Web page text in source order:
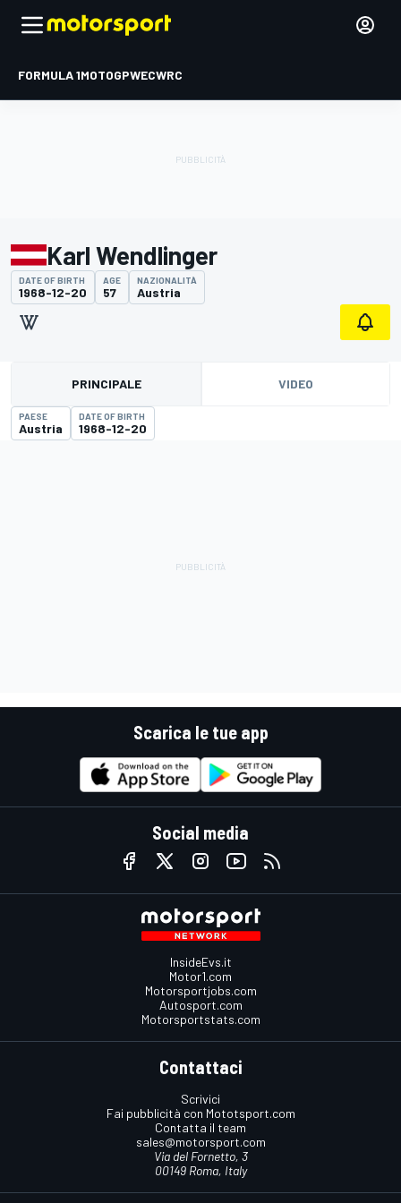
FORMULA 1MOTOGPWECWRC
Karl Wendlinger
DATE OF BIRTH
1968-12-20
AGE
57
NAZIONALITÀ
Austria
PRINCIPALE VIDEO
PAESE
Austria
DATE OF BIRTH
1968-12-20
Scarica le tue app
Social media
InsideEvs.it
Motor1.com
Motorsportjobs.com
Autosport.com
Motorsportstats.com
Contattaci
Scrivici
Fai pubblicità con Mototsport.com
Contatta il team
sales@motorsport.com
Via del Fornetto, 3
00149 Roma, Italy